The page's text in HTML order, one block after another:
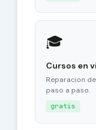
🎓
Cursos en
Reparacion
paso a paso.
gratis